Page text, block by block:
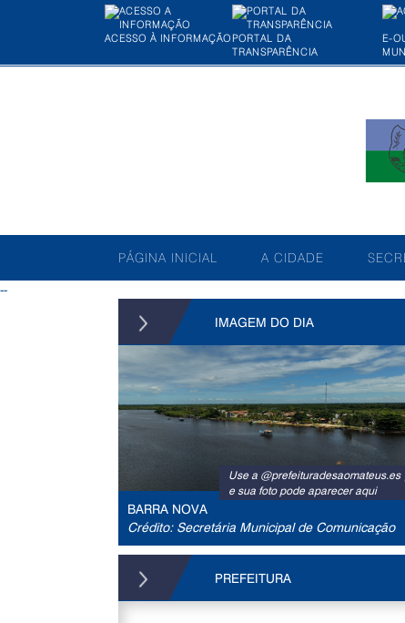
ACESSO À INFORMAÇÃO PORTAL DA
TRANSPARÊNCIA
E-
PÁGINA INICIAL A CIDADE
--
IMAGEM DO DIA
Use a @prefeituradesaomateus.es
e sua foto pode aparecer aqui
BARRA NOVA
Crédito: Secretária Municipal de Comunicação
PREFEITURA